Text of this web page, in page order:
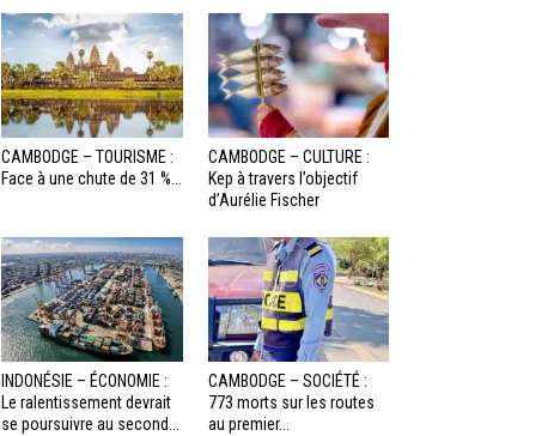
CAMBODGE – TOURISME :
Face à une chute de 31 %...
CAMBODGE – CULTURE :
Kep à travers l’objectif
d’Aurélie Fischer
INDONÉSIE – ÉCONOMIE :
Le ralentissement devrait
se poursuivre au second...
CAMBODGE – SOCIÉTÉ :
773 morts sur les routes
au premier...